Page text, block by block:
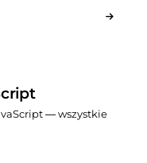
— wszystkie